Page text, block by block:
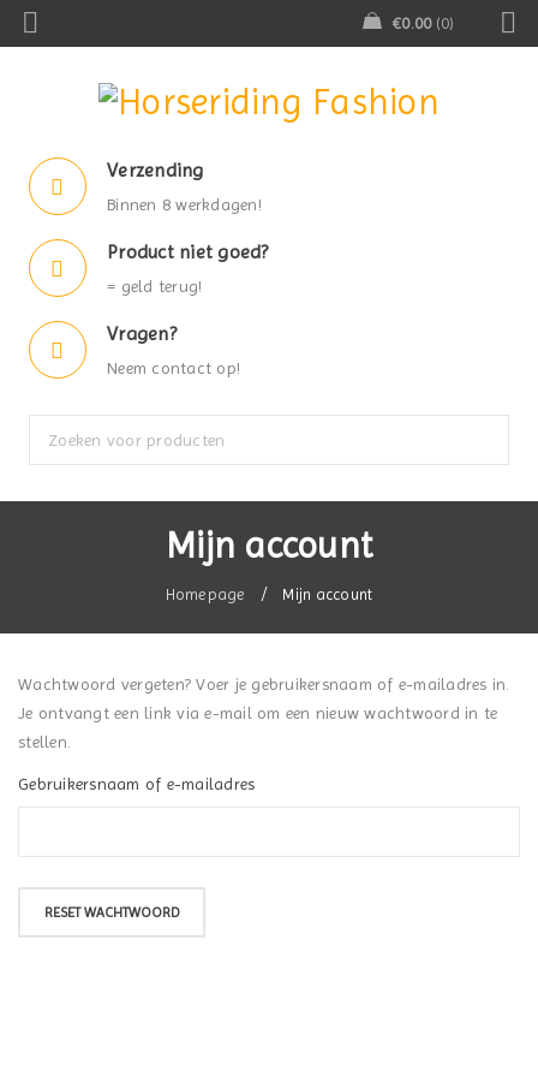
€0.00 0
Verzending
Binnen 8 werkdagen!
Product niet goed?
= geld terug!
Vragen?
Neem contact op!
Mijn account
Homepage / Mijn account
Wachtwoord vergeten? Voer je gebruikersnaam of e-mailadres in.
Je ontvangt een link via e-mail om een nieuw wachtwoord in te
stellen.
Gebruikersnaam of e-mailadres
RESET WACHTWOORD